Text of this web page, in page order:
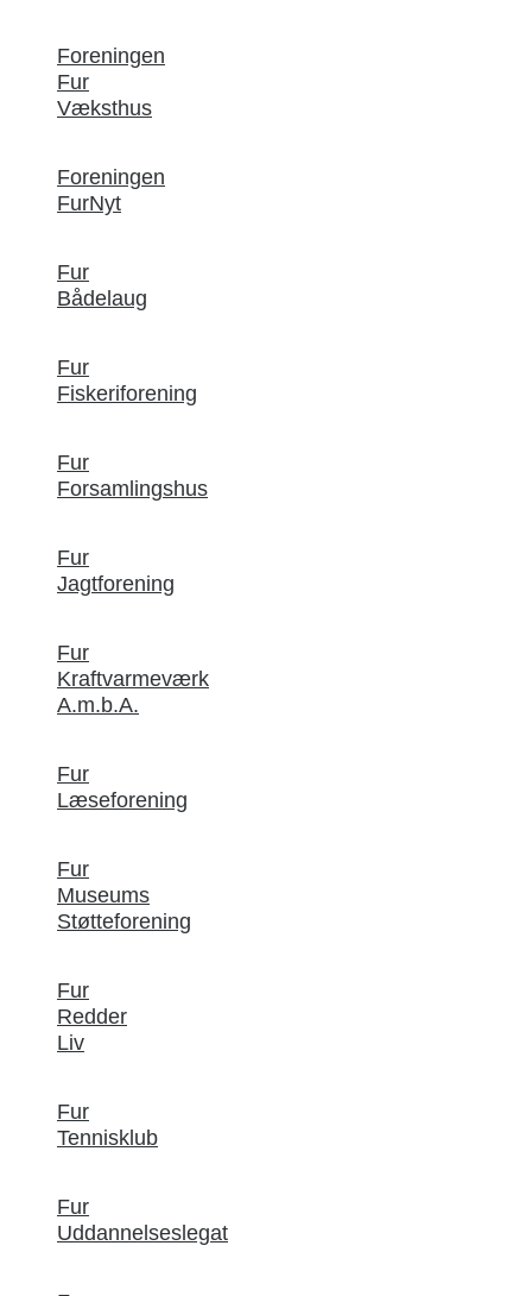
Foreningen
Fur
Væksthus
Foreningen
FurNyt
Fur
Bådelaug
Fur
Fiskeriforening
Fur
Forsamlingshus
Fur
Jagtforening
Fur
Kraftvarmeværk
A.m.b.A.
Fur
Læseforening
Fur
Museums
Støtteforening
Fur
Redder
Liv
Fur
Tennisklub
Fur
Uddannelseslegat